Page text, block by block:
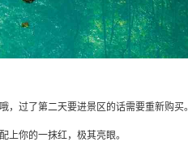
过了第二天要进景区的话需要重新购买。
你的一抹红，极其亮眼。